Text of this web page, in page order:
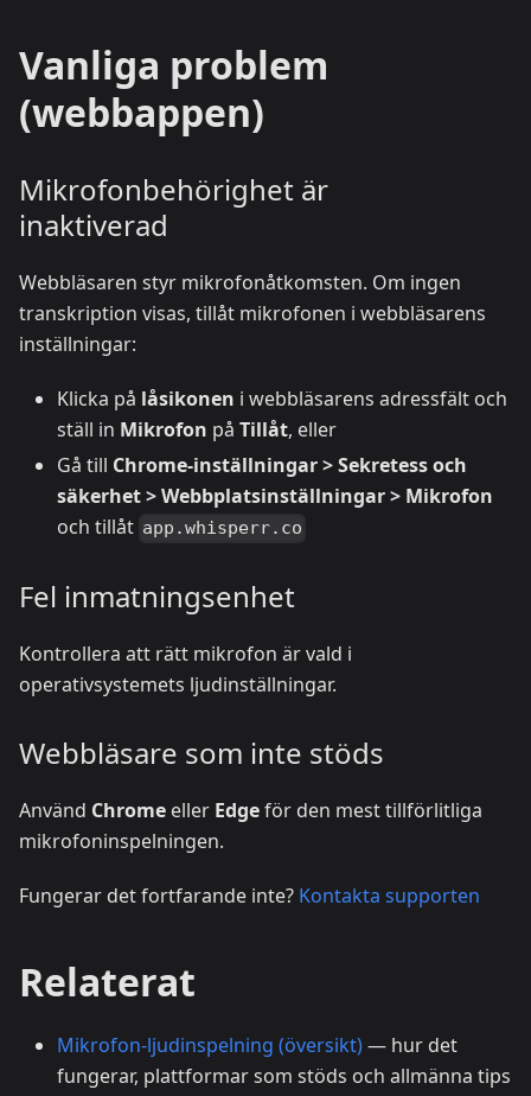
Vanliga problem
(webbappen)
Mikrofonbehörighet är
inaktiverad
Webbläsaren styr mikrofonåtkomsten. Om ingen
transkription visas, tillåt mikrofonen i webbläsarens
inställningar:
Klicka på låsikonen i webbläsarens adressfält och
ställ in Mikrofon på Tillåt, eller
Gå till Chrome-inställningar > Sekretess och
säkerhet > Webbplatsinställningar > Mikrofon
och tillåt app.whisperr.co
Fel inmatningsenhet
Kontrollera att rätt mikrofon är vald i
operativsystemets ljudinställningar.
Webbläsare som inte stöds
Använd Chrome eller Edgeför den mest tillförlitliga
mikrofoninspelningen.
Fungerar det fortfarande inte? Kontakta supporten
Relaterat
Mikrofon-ljudinspelning (översikt)— hur det
fungerar, plattformar som stöds och allmänna tips